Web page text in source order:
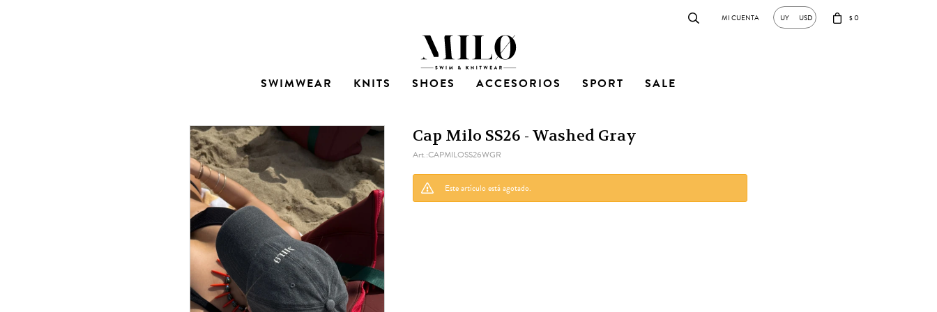
SWIMWEAR KNITS SHOES ACCESORIOS SPORT SALE
$0
UY USD
Cap Milo SS26 - Washed Gray
CAPMILOSS26WGR
Este artículo está agotado.